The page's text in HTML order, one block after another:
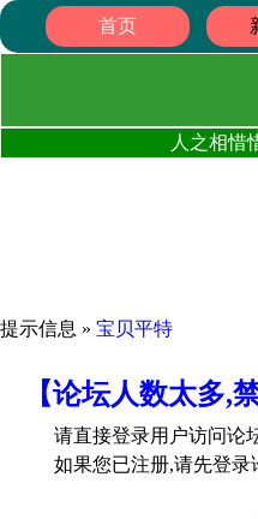
首页
人之相惜
提示信息 » 宝贝平特
【论坛人数太多
请直接登录用户访问论
如果您已注册,请先登录